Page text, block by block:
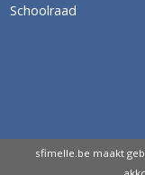
sfimelle.be maakt
Schoolraad